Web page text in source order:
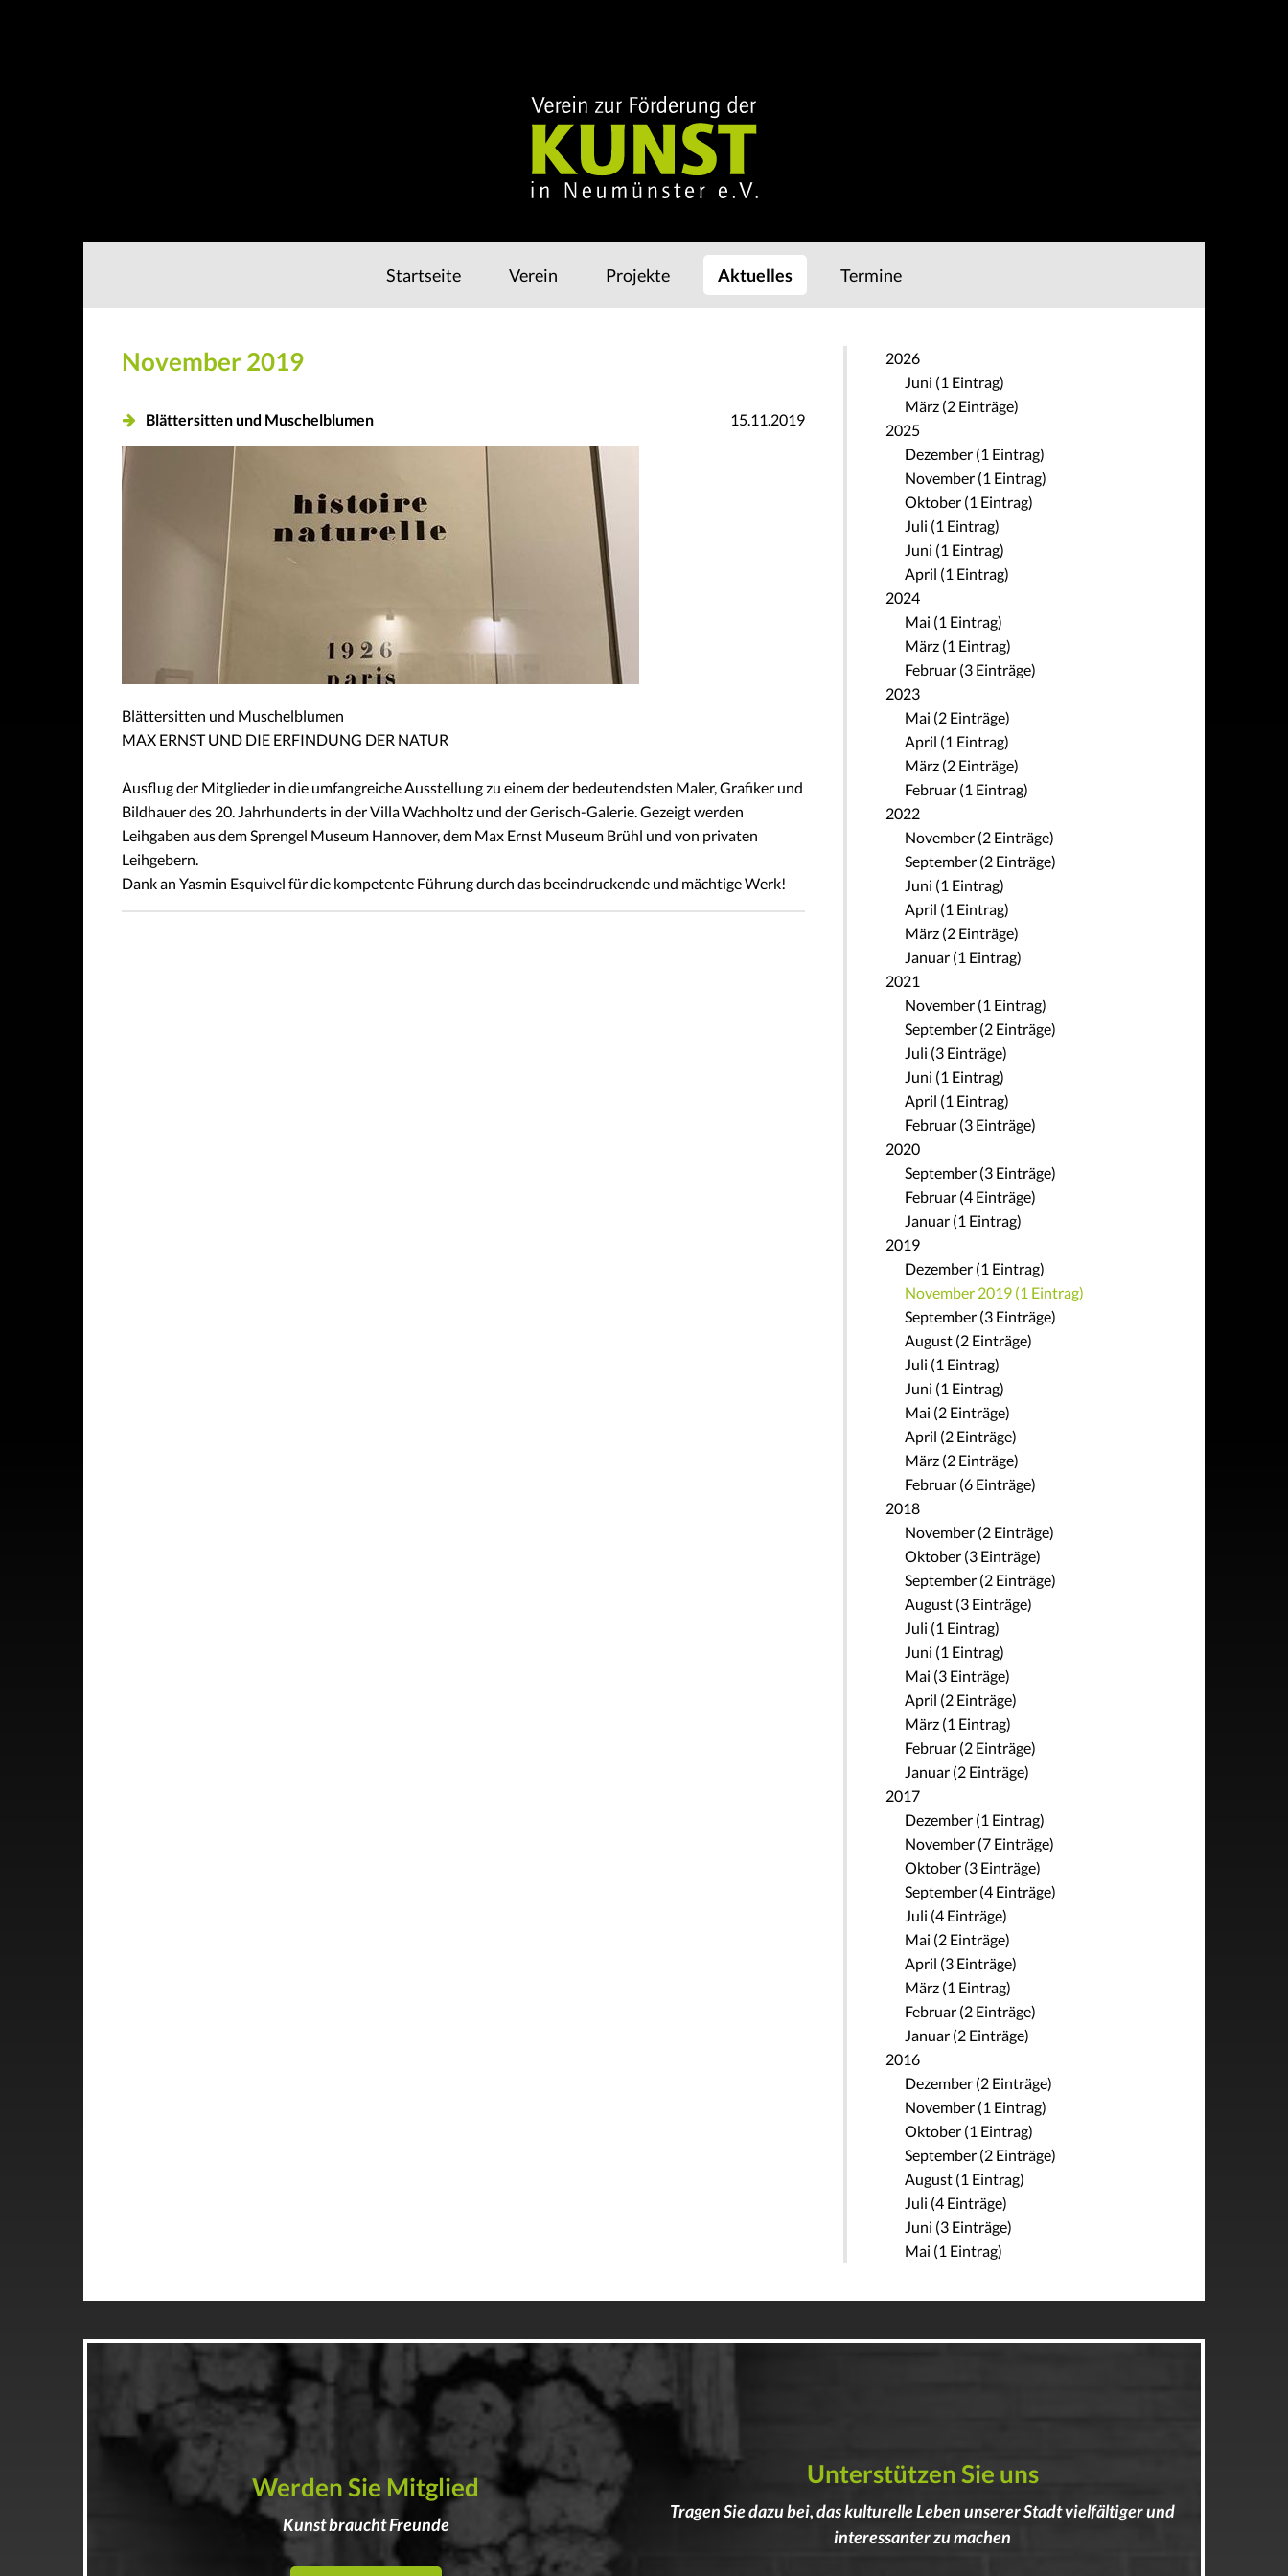
Navigation
überspringen
Startseite Verein Projekte Aktuelles Termine
November 2019
Blättersitten und Muschelblumen 15.11.2019
Blättersitten und Muschelblumen
MAX ERNST UND DIE ERFINDUNG DER NATUR
Ausflug der Mitglieder in die umfangreiche Ausstellung zu einem der bedeutendsten Maler, Grafiker und
Bildhauer des 20. Jahrhunderts in der Villa Wachholtz und der Gerisch-Galerie. Gezeigt werden
Leihgaben aus dem Sprengel Museum Hannover, dem Max Ernst Museum Brühl und von privaten
Leihgebern.
Dank an Yasmin Esquivel für die kompetente Führung durch das beeindruckende und mächtige Werk!
2026
Juni (1 Eintrag)
März (2 Einträge)
2025
Dezember (1 Eintrag)
November (1 Eintrag)
Oktober (1 Eintrag)
Juli (1 Eintrag)
Juni (1 Eintrag)
April (1 Eintrag)
2024
Mai (1 Eintrag)
März (1 Eintrag)
Februar (3 Einträge)
2023
Mai (2 Einträge)
April (1 Eintrag)
März (2 Einträge)
Februar (1 Eintrag)
2022
November (2 Einträge)
September (2 Einträge)
Juni (1 Eintrag)
April (1 Eintrag)
März (2 Einträge)
Januar (1 Eintrag)
2021
November (1 Eintrag)
September (2 Einträge)
Juli (3 Einträge)
Juni (1 Eintrag)
April (1 Eintrag)
Februar (3 Einträge)
2020
September (3 Einträge)
Februar (4 Einträge)
Januar (1 Eintrag)
2019
Dezember (1 Eintrag)
November 2019 (1 Eintrag)
September (3 Einträge)
August (2 Einträge)
Juli (1 Eintrag)
Juni (1 Eintrag)
Mai (2 Einträge)
April (2 Einträge)
März (2 Einträge)
Februar (6 Einträge)
2018
November (2 Einträge)
Oktober (3 Einträge)
September (2 Einträge)
August (3 Einträge)
Juli (1 Eintrag)
Juni (1 Eintrag)
Mai (3 Einträge)
April (2 Einträge)
März (1 Eintrag)
Februar (2 Einträge)
Januar (2 Einträge)
2017
Dezember (1 Eintrag)
November (7 Einträge)
Oktober (3 Einträge)
September (4 Einträge)
Juli (4 Einträge)
Mai (2 Einträge)
April (3 Einträge)
März (1 Eintrag)
Februar (2 Einträge)
Januar (2 Einträge)
2016
Dezember (2 Einträge)
November (1 Eintrag)
Oktober (1 Eintrag)
September (2 Einträge)
August (1 Eintrag)
Juli (4 Einträge)
Juni (3 Einträge)
Mai (1 Eintrag)
Werden Sie Mitglied
Kunst braucht Freunde
Unterstützen Sie uns
Tragen Sie dazu bei, das kulturelle Leben unserer Stadt vielfältiger und
interessanter zu machen